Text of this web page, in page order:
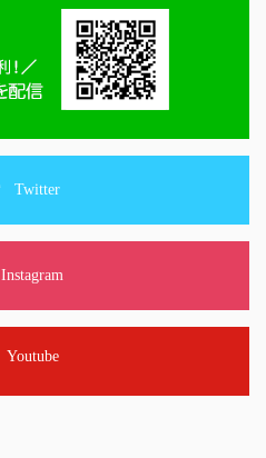
Twitter
Instagram
Youtube